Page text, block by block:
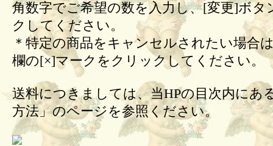
角数字でご希望の数を入力し、[変更]ボタ
クしてください。
＊特定の商品をキャンセルされたい場合
欄の[×]マークをクリックしてください。
送料につきましては、当HPの目次内にあ
方法」のページを参照ください。